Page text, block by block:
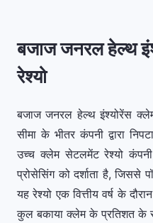
बजाज जनरल हेल्थ
रेश्यो
बजाज जनरल हेल्थ इंश्योरेंस
सीमा के भीतर कंपनी द्वारा
उच्च क्लेम सेटलमेंट रेश्यो
प्रोसेसिंग को दर्शाता है, जिससे
यह रेश्यो एक वित्तीय वर्ष के
कुल बकाया क्लेम के प्रतिशत के